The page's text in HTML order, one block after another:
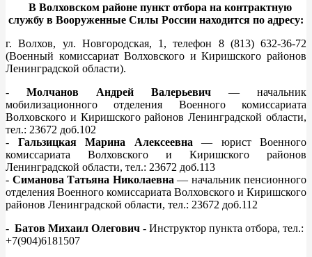
В Волховском районе пункт отбора на контрактную
службу в Вооруженные Силы России находится по адресу:
г. Волхов, ул. Новгородская, 1, телефон 8 (813) 632-36-72
(Военный комиссариат Волховского и Киришского районов
Ленинградской области).
- Молчанов Андрей Валерьевич — начальник
мобилизационного отделения Военного комиссариата
Волховского и Киришского районов Ленинградской области,
тел.: 23672 доб.102
- Гальзицкая Марина Алексеевна — юрист Военного
комиссариата Волховского и Киришского районов
Ленинградской области, тел.: 23672 доб.113
- Симанова Татьяна Николаевна — начальник пенсионного
отделения Военного комиссариата Волховского и Киришского
районов Ленинградской области, тел.: 23672 доб.112
- Батов Михаил Олегович - Инструктор пункта отбора, тел.:
+7(904)6181507